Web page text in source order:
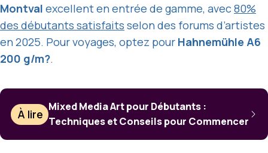
Montval excellent en entrée de gamme, avec80%
des débutants satisfaits selon des forums d’artistes
en 2025. Pour voyages, optez pour Hahnemühle A6
200 g/m?.
À lire
Mixed Media Art pour Débutants :
Techniques et Conseils pour Commencer